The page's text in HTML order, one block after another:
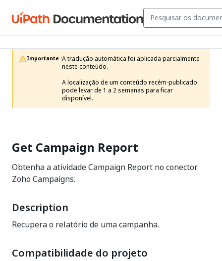
Importante :A tradução automática foi aplicada parcialmente
neste conteúdo.
A localização de um conteúdo recém-publicado
pode levar de 1 a 2 semanas para ficar
disponível.
Get Campaign Report
Obtenha a atividade Campaign Report no conector
Zoho Campaigns.
Description
Recupera o relatório de uma campanha.
Compatibilidade do projeto